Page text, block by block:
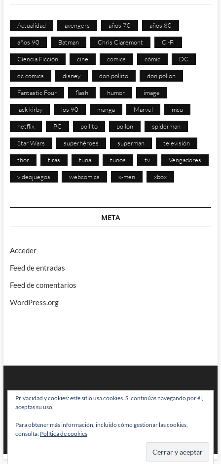
Actualidad avengers años 70 años 80
años 90 Batman Chris Claremont Ci-Fi
Ciencia Ficción cine comics cómic DC
dc comics disney don pollito don pollon
Fantastic Four flash humor image
jack kirby los 90 manga Marvel mcu
netflix PC pollito pollon spiderman
Star Wars superhéroes superman televisión
thor tiras tuna tunos tv Vengadores
videojuegos webcomics x-men xbox
META
Acceder
Feed de entradas
Feed de comentarios
WordPress.org
BRAINSTOMPING| Diseñado por:Theme Freesia|WordPress| © Todos
los derechos reservados
Privacidad y cookies: este sitio usa cookies. Si continúas navegando por él,
aceptas su uso.
Para obtener más información, incluido cómo gestionar las cookies,
consulta: Política de cookies